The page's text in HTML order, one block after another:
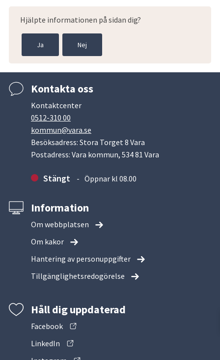
Hjälpte informationen på sidan dig?
Ja Nej
Kontakta oss
Kontaktcenter
0512-310 00
kommun@vara.se
Besöksadress: Stora Torget 8 Vara
Postadress: Vara kommun, 534 81 Vara
Stängt Öppnar kl 08.00
Information
Om webbplatsen
Om kakor
Hantering av personuppgifter
Tillgänglighetsredogörelse
Håll dig uppdaterad
Facebook
LinkedIn